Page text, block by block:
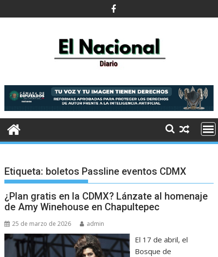
al
Etiqueta: boletos Passline eventos CDMX
¿Plan gratis en la CDMX? Lánzate al homenaje
de Amy Winehouse en Chapultepec
25 de marzo de 2026 admin
El 17 de abril, el
Bosque de